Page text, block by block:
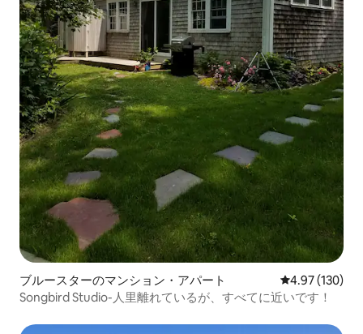
ブルースターのマンション・アパート レビュー130
4.97 (130)
Songbird Studio-人里離れているが、すべてに近いです！